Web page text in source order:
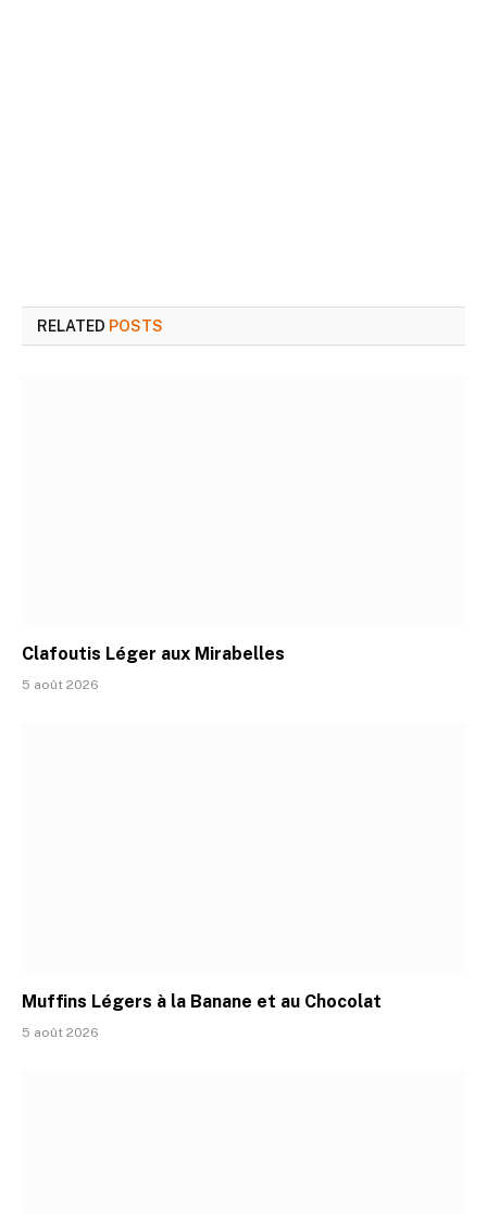
RELATED POSTS
Clafoutis Léger aux Mirabelles
5 août 2026
Muffins Légers à la Banane et au Chocolat
5 août 2026